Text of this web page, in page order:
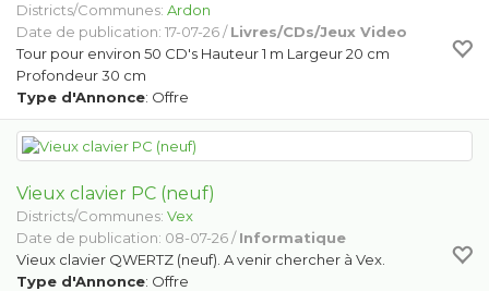
Districts/Communes: Ardon
Date de publication: 17-07-26 /Livres/CDs/Jeux Video
Tour pour environ 50 CD's Hauteur 1 m Largeur 20 cm
Profondeur 30 cm
Type d'Annonce: Offre
Vieux clavier PC (neuf)
Districts/Communes: Vex
Date de publication: 08-07-26 /Informatique
Vieux clavier QWERTZ (neuf). A venir chercher à Vex.
Type d'Annonce: Offre